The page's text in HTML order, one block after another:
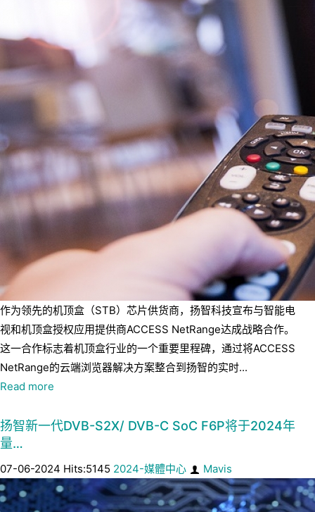
作为领先的机顶盒（STB）芯片供货商，扬智科技宣布与智能电
视和机顶盒授权应用提供商ACCESS NetRange达成战略合作。
这一合作标志着机顶盒行业的一个重要里程碑，通过将ACCESS
NetRange的云端浏览器解决方案整合到扬智的实时...
Read more
扬智新一代DVB-S2X/ DVB-C SoC F6P将于2024年
量…
07-06-2024 Hits:5145 2024-媒體中心 Mavis